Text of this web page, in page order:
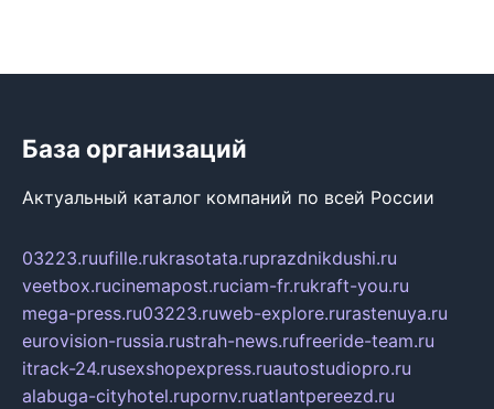
База организаций
Актуальный каталог компаний по всей России
03223.ruufille.rukrasotata.ruprazdnikdushi.ru
veetbox.rucinemapost.ruciam-fr.rukraft-you.ru
mega-press.ru03223.ruweb-explore.rurastenuya.ru
eurovision-russia.rustrah-news.rufreeride-team.ru
itrack-24.rusexshopexpress.ruautostudiopro.ru
alabuga-cityhotel.rupornv.ruatlantpereezd.ru